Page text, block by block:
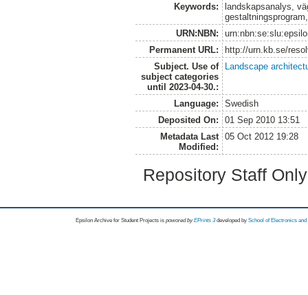
Keywords:
landskapsanalys,
URN:NBN:
Permanent URL:
http://urn.kb.se/
Subject. Use of
subject categories
until 2023-04-30.:
Landscape
Language:
Swedish
Deposited On:
01 Sep 2010 13:51
Metadata Last
Modified:
05 Oct 2012 19:28
Repository Staff
Epsilon Archive for Student Projects is powored byEPrints 3 developed by School of Electronics